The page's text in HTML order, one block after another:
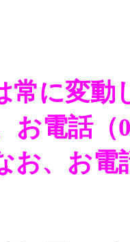
常に変動
お電話（
お、お電